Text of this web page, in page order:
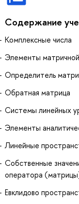
Содержание
Комплексные числа
Элементы
Определитель
Обратная матрица
Системы линейных
Элементы
Линейные
Собственные
оператора
Евклидово